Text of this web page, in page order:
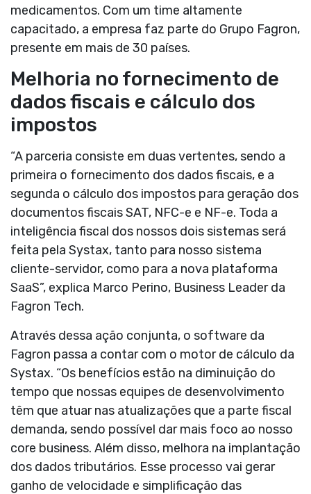
medicamentos. Com um time altamente
capacitado, a empresa faz parte do Grupo Fagron,
presente em mais de 30 países.
Melhoria no fornecimento de
dados fiscais e cálculo dos
impostos
“A parceria consiste em duas vertentes, sendo a
primeira o fornecimento dos dados fiscais, e a
segunda o cálculo dos impostos para geração dos
documentos fiscais SAT, NFC-e e NF-e. Toda a
inteligência fiscal dos nossos dois sistemas será
feita pela Systax, tanto para nosso sistema
cliente-servidor, como para a nova plataforma
SaaS”, explica Marco Perino, Business Leader da
Fagron Tech.
Através dessa ação conjunta, o software da
Fagron passa a contar com o motor de cálculo da
Systax. “Os benefícios estão na diminuição do
tempo que nossas equipes de desenvolvimento
têm que atuar nas atualizações que a parte fiscal
demanda, sendo possível dar mais foco ao nosso
core business. Além disso, melhora na implantação
dos dados tributários. Esse processo vai gerar
ganho de velocidade e simplificação das